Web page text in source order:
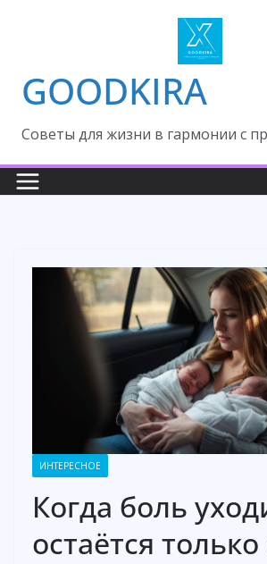
GOODKIRA
Cоветы для жизни в гармонии с
ИНТЕРЕСНОЕ
Когда боль
остаётся только